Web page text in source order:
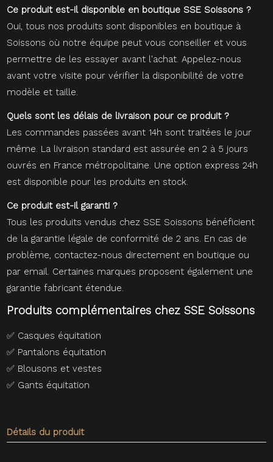
Ce produit est-il disponible en boutique SSE Soissons ?
Oui, tous nos produits sont disponibles en boutique à
Soissons où notre équipe peut vous conseiller et vous
permettre de les essayer avant l'achat. Appelez-nous
avant votre visite pour vérifier la disponibilité de votre
modèle et taille.
Quels sont les délais de livraison pour ce produit ?
Les commandes passées avant 14h sont traitées le jour
même. La livraison standard est assurée en 2 à 5 jours
ouvrés en France métropolitaine. Une option express 24h
est disponible pour les produits en stock.
Ce produit est-il garanti ?
Tous les produits vendus chez SSE Soissons bénéficient
de la garantie légale de conformité de 2 ans. En cas de
problème, contactez-nous directement en boutique ou
par email. Certaines marques proposent également une
garantie fabricant étendue.
Produits complémentaires chez SSE Soissons
✅ Casques équitation
✅ Pantalons équitation
✅ Blousons et vestes
✅ Gants équitation
Détails du produit